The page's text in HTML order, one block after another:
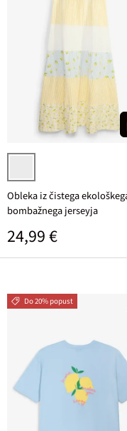
bela/svetlo rumena
Obleka iz čistega
bombažnega jerseyja
Običajna cena
24,99 €
Do 20% popust